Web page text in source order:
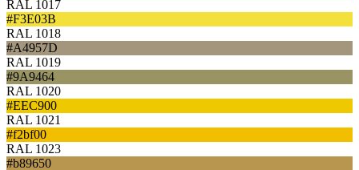
RAL 1017
#F3E03B
RAL 1018
#A4957D
RAL 1019
#9A9464
RAL 1020
#EEC900
RAL 1021
#f2bf00
RAL 1023
#b89650